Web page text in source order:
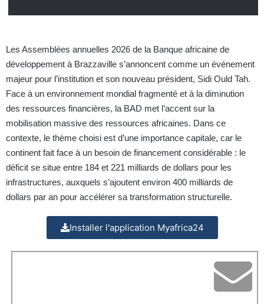
Les Assemblées annuelles 2026 de la Banque africaine de
développement à Brazzaville s’annoncent comme un événement
majeur pour l’institution et son nouveau président, Sidi Ould Tah.
Face à un environnement mondial fragmenté et à la diminution
des ressources financières, la BAD met l’accent sur la
mobilisation massive des ressources africaines. Dans ce
contexte, le thème choisi est d’une importance capitale, car le
continent fait face à un besoin de financement considérable : le
déficit se situe entre 184 et 221 milliards de dollars pour les
infrastructures, auxquels s’ajoutent environ 400 milliards de
dollars par an pour accélérer sa transformation structurelle.
Installer l'application Myafrica24